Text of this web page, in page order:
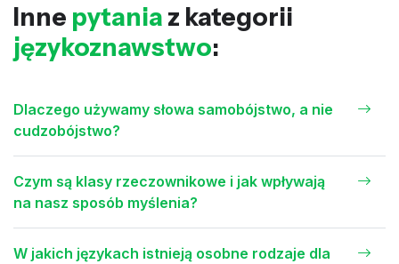
Inne pytania z kategorii
językoznawstwo:
Dlaczego używamy słowa samobójstwo, a nie
cudzobójstwo?
Czym są klasy rzeczownikowe i jak wpływają
na nasz sposób myślenia?
W jakich językach istnieją osobne rodzaje dla